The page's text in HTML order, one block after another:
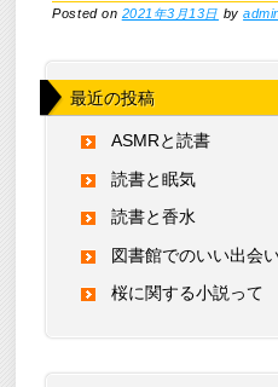
Posted on 2021年3月13日 by
最近の投稿
ASMRと読書
読書と眠気
読書と香水
図書館でのいい出会
桜に関する小説って